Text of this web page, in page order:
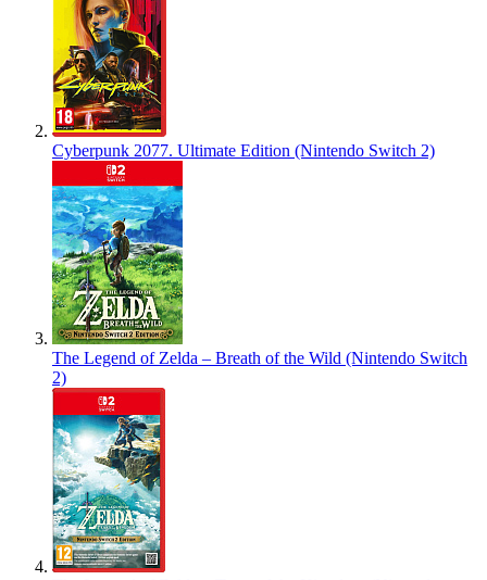
Cyberpunk 2077. Ultimate Edition (Nintendo Switch 2)
The Legend of Zelda – Breath of the Wild (Nintendo Switch
2)